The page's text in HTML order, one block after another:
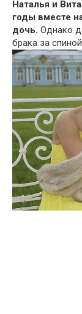
Наталья и
годы вместе
дочь. Однако
брака за